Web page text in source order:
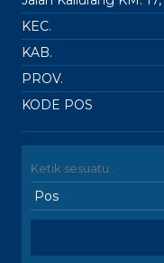
KEC.
KAB.
PROV.
KODE POS